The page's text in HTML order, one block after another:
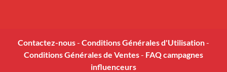
Contactez-nous- Conditions Générales d'Utilisation-
Conditions Générales de Ventes- FAQ campagnes
influenceurs